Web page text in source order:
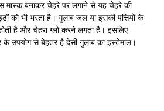
मास्क बनाकर चेहरे पर लगाने से यह चेहरे की
को भी भरता है। गुलाब जल या इसकी पत्तियों के
है और चेहरा ग्लो करने लगता है। इसलिए
उपयोग से बेहतर है देसी गुलाब का इस्तेमाल।